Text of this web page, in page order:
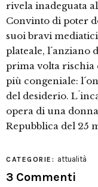
rivela inadeguata
Convinto di poter
suoi bravi
plateale, l´anziano
prima volta rischia
più congeniale:
del desiderio.
opera di una
Repubblica del 25
CATEGORIE: attualità
3 Commenti